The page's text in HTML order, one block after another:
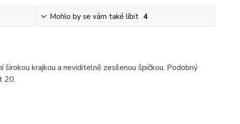
Mohlo by se vám také líbit 4
širokou krajkou a neviditelně zesílenou špičkou. Podobný
20.